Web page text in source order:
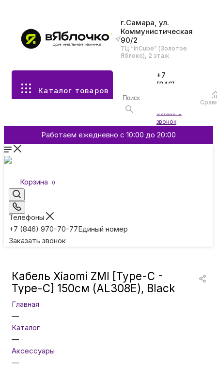
г.Самара, ул.
Коммунистическая
90/2
ТЦ “InCube” (Золотое
Яблоко), 2 этаж
Каталог товаров
+7
(846)
Заказать
звонок
Работаем ежедневно с 10:00 до 20:00
Корзина 0
Телефоны
+7 (846) 970-70-77Единый номер
Заказать звонок
Все разделы каталога
Аксессуары
Смартфоны и гаджеты
Умные кольца
Кабель Xiaomi ZMI [Type-C -
Type-C] 150см (AL308E), Black
Главная
—
Каталог
—
Аксессуары
—